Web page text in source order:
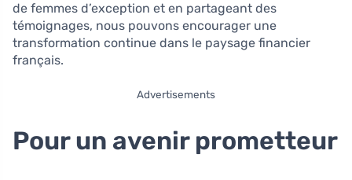
de femmes d’exception et en partageant des
témoignages, nous pouvons encourager une
transformation continue dans le paysage financier
français.
Advertisements
Pour un avenir prometteur